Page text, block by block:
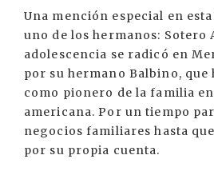
Una mención especial en
uno de los hermanos: Sotero
adolescencia se radicó en
por su hermano Balbino, que
como pionero de la familia
americana. Por un tiempo
negocios familiares hasta
por su propia cuenta.